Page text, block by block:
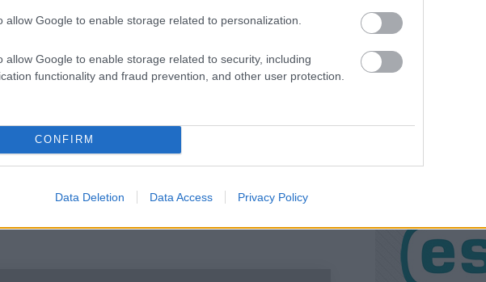
allow Google to enable storage related to personalization.
allow Google to enable storage related to security, including
functionality and fraud prevention, and other user protection.
CONFIRM
Data Deletion Data Access Privacy Policy
játékmenetet, de már ez is elég volt ahhoz,
évek óta az egyik legígéretesebb Tini Nindzsa
a megszokott családbarát energiára épít, hanem
PlatinumGames jól érzi meg ezt a tónust, akkor a
hanem azoknak is, akik egy erősebb, bosszúra